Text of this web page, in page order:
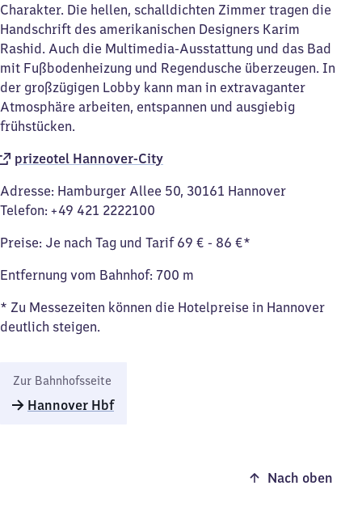
Charakter. Die hellen, schalldichten Zimmer tragen die
Handschrift des amerikanischen Designers Karim
Rashid. Auch die Multimedia-Ausstattung und das Bad
mit Fußbodenheizung und Regendusche überzeugen. In
der großzügigen Lobby kann man in extravaganter
Atmosphäre arbeiten, entspannen und ausgiebig
frühstücken.
prizeotel Hannover-City
Adresse: Hamburger Allee 50, 30161 Hannover
Telefon: +49 421 2222100
Preise: Je nach Tag und Tarif 69 € - 86 €*
Entfernung vom Bahnhof: 700 m
* Zu Messezeiten können die Hotelpreise in Hannover
deutlich steigen.
Zur Bahnhofsseite
Hannover Hbf
Nach oben